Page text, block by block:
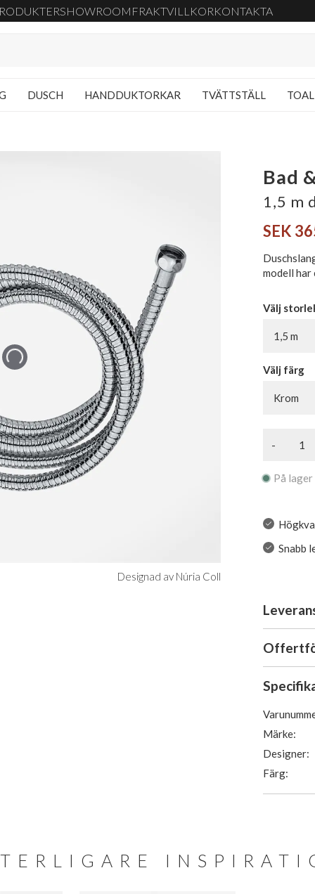
SHOWROOM FRAKTVILLKORKONTAKTA
DUSCH HANDDUKTORKAR TVÄTTSTÄLL
Designad av Núria Coll
Bad
1,5 m
SEK
modell har
Välj
1,5 m
Välj färg
Krom
-
På
Snabb
Märke:
Designer:
Färg: